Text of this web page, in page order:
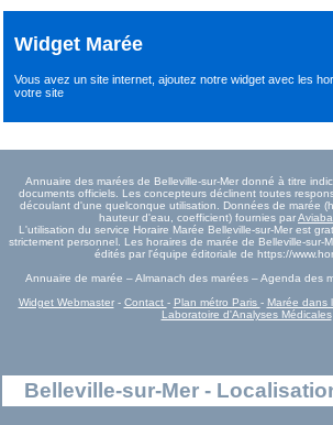
Widget Marée
Vous avez un site internet,ajoutez notre widget avec les
votre site
Annuaire des marées de Belleville-sur-Mer donné à titre
documents officiels. Les concepteurs déclinent toutes
découlant d'une quelconque utilisation. Données de marée
hauteur d'eau, coefficient) fournies par
L'utilisation du service Horaire Marée Belleville-sur-Mer est
strictement personnel. Les horaires de marée de Belleville-sur-
édités par l'équipe éditoriale de https://
Annuaire de marée – Almanach des marées – Agenda des
Widget Webmaster- Contact - Plan métro Paris - Marée dans
Laboratoire d'Analyses Médicales
Belleville-sur-Mer -